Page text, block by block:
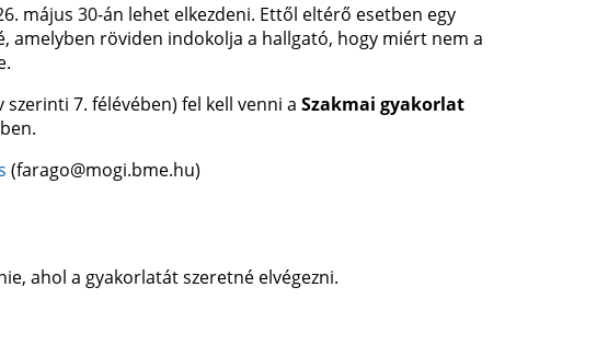
május 30-án lehet elkezdeni. Ettől eltérő esetben egy
röviden indokolja a hallgató, hogy miért nem a
7. félévében) fel kell venni aSzakmai gyakorlat
(farago@mogi.bme.hu)
ahol a gyakorlatát szeretné elvégezni.